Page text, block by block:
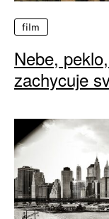
film
Nebe,
zachycuje